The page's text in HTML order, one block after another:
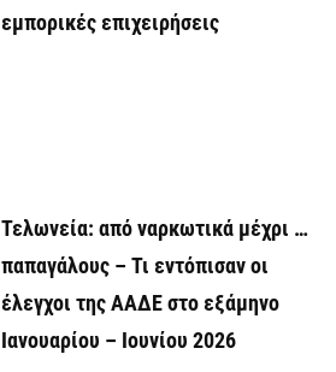
εμπορικές επιχειρήσεις
Τελωνεία: από ναρκωτικά μέχρι …
παπαγάλους – Τι εντόπισαν οι
έλεγχοι της ΑΑΔΕ στο εξάμηνο
Ιανουαρίου – Ιουνίου 2026